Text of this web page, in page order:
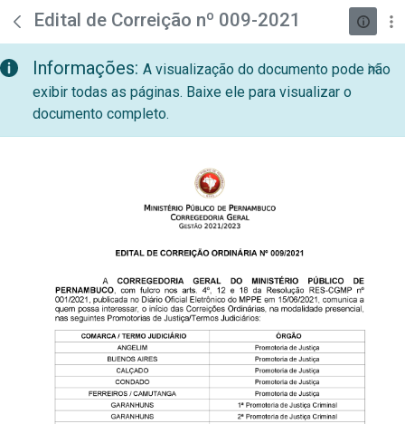
Pular para o Conteúdo principal
teste descricao
Edital de Correição nº 009-2021
Informações: A visualização do documento pode não
exibir todas as páginas. Baixe ele para visualizar o
documento completo.